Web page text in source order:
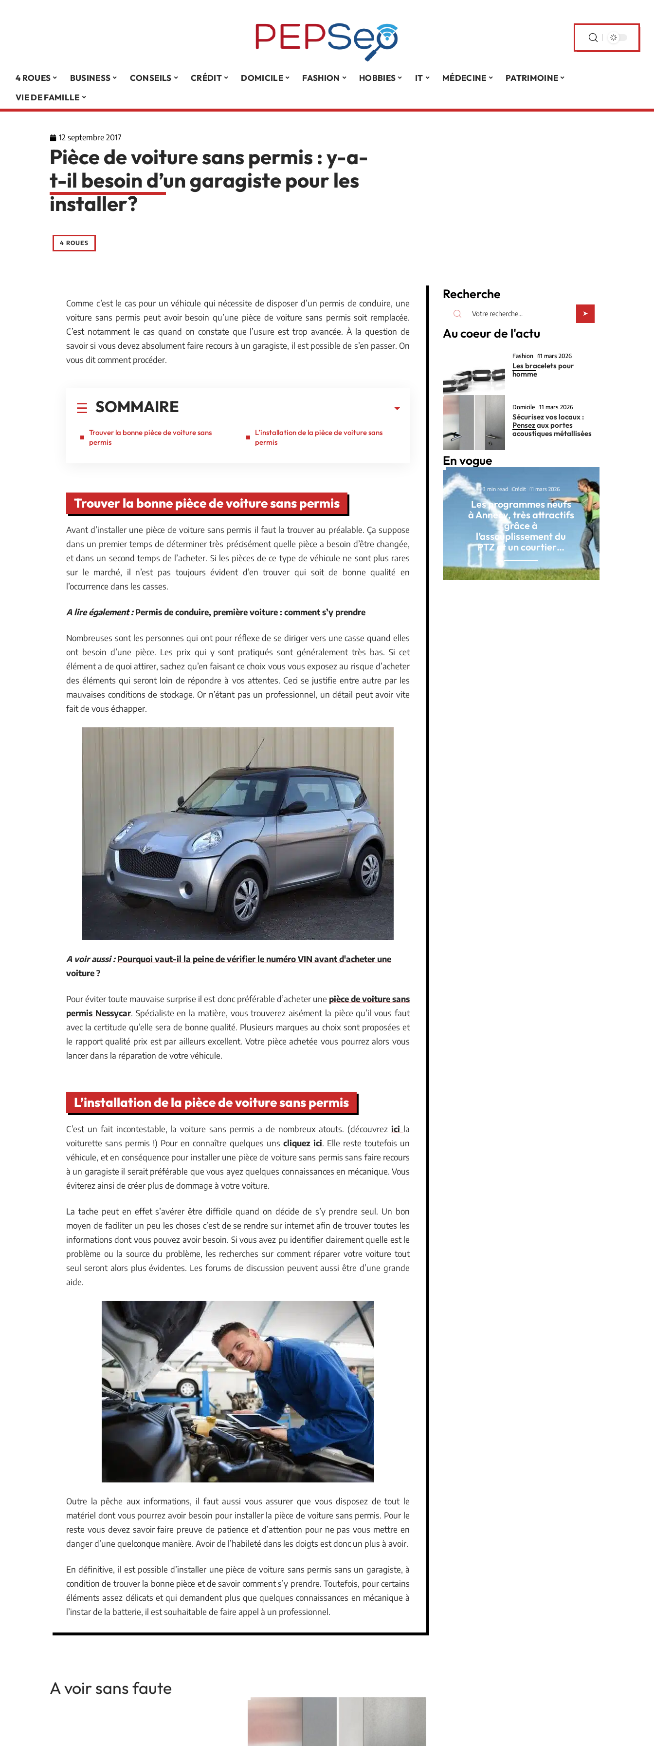
4 ROUES BUSINESS CONSEILS CRÉDIT DOMICILE FASHION HOBBIES IT MÉDECINE
PATRIMOINE
VIE DE FAMILLE
12 septembre 2017
Pièce de voiture sans permis : y-a-
t-il besoin d’un garagiste pour les
installer?
4 ROUES
Comme c’est le cas pour un véhicule qui nécessite de disposer d’un permis de conduire, une
voiture sans permis peut avoir besoin qu’une pièce de voiture sans permis soit remplacée.
C’est notamment le cas quand on constate que l’usure est trop avancée. À la question de
savoir si vous devez absolument faire recours à un garagiste, il est possible de s’en passer. On
vous dit comment procéder.
SOMMAIRE
Trouver la bonne pièce de voiture sans
permis
L’installation de la pièce de voiture sans
permis
Trouver la bonne pièce de voiture sans permis
Avant d’installer une pièce de voiture sans permis il faut la trouver au préalable. Ça suppose
dans un premier temps de déterminer très précisément quelle pièce a besoin d’être changée,
et dans un second temps de l’acheter. Si les pièces de ce type de véhicule ne sont plus rares
sur le marché, il n’est pas toujours évident d’en trouver qui soit de bonne qualité en
l’occurrence dans les casses.
A lire également : Permis de conduire, première voiture : comment s’y prendre
Nombreuses sont les personnes qui ont pour réflexe de se diriger vers une casse quand elles
ont besoin d’une pièce. Les prix qui y sont pratiqués sont généralement très bas. Si cet
élément a de quoi attirer, sachez qu’en faisant ce choix vous vous exposez au risque d’acheter
des éléments qui seront loin de répondre à vos attentes. Ceci se justifie entre autre par les
mauvaises conditions de stockage. Or n’étant pas un professionnel, un détail peut avoir vite
fait de vous échapper.
A voir aussi : Pourquoi vaut-il la peine de vérifier le numéro VIN avant d'acheter une
voiture ?
Pour éviter toute mauvaise surprise il est donc préférable d’acheter une pièce de voiture sans
permis Nessycar. Spécialiste en la matière, vous trouverez aisément la pièce qu’il vous faut
avec la certitude qu’elle sera de bonne qualité. Plusieurs marques au choix sont proposées et
le rapport qualité prix est par ailleurs excellent. Votre pièce achetée vous pourrez alors vous
lancer dans la réparation de votre véhicule.
L’installation de la pièce de voiture sans permis
C’est un fait incontestable, la voiture sans permis a de nombreux atouts. (découvrezici la
voiturette sans permis !) Pour en connaître quelques uns cliquez ici. Elle reste toutefois un
véhicule, et en conséquence pour installer une pièce de voiture sans permis sans faire recours
à un garagiste il serait préférable que vous ayez quelques connaissances en mécanique. Vous
éviterez ainsi de créer plus de dommage à votre voiture.
La tache peut en effet s’avérer être difficile quand on décide de s’y prendre seul. Un bon
moyen de faciliter un peu les choses c’est de se rendre sur internet afin de trouver toutes les
informations dont vous pouvez avoir besoin. Si vous avez pu identifier clairement quelle est le
problème ou la source du problème, les recherches sur comment réparer votre voiture tout
seul seront alors plus évidentes. Les forums de discussion peuvent aussi être d’une grande
aide.
Outre la pêche aux informations, il faut aussi vous assurer que vous disposez de tout le
matériel dont vous pourrez avoir besoin pour installer la pièce de voiture sans permis. Pour le
reste vous devez savoir faire preuve de patience et d’attention pour ne pas vous mettre en
danger d’une quelconque manière. Avoir de l’habileté dans les doigts est donc un plus à avoir.
En définitive, il est possible d’installer une pièce de voiture sans permis sans un garagiste, à
condition de trouver la bonne pièce et de savoir comment s’y prendre. Toutefois, pour certains
éléments assez délicats et qui demandent plus que quelques connaissances en mécanique à
l’instar de la batterie, il est souhaitable de faire appel à un professionnel.
A voir sans faute
Recherche
Au coeur de l'actu
Fashion 11 mars 2026
Les bracelets pour
homme
Domicile 11 mars 2026
Sécurisez vos locaux :
Pensez aux portes
acoustiques métallisées
En vogue
3 min read Crédit 11 mars 2026
Les programmes neufs
à Annecy, très attractifs
grâce à
l’assouplissement du
PTZ et un courtier…